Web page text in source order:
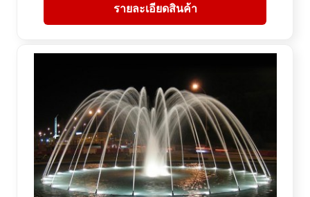
รายละเอียดสินค้า